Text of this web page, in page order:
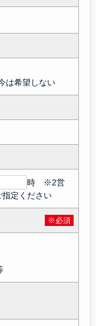
は希望しない
時 ※2営
定ください
※必須